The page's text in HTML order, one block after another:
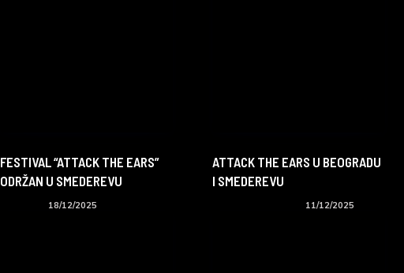
FESTIVAL “ATTACK THE EARS”
ODRŽAN U SMEDEREVU
18/12/2025
ATTACK THE EARS U BEOGRADU
I SMEDEREVU
11/12/2025